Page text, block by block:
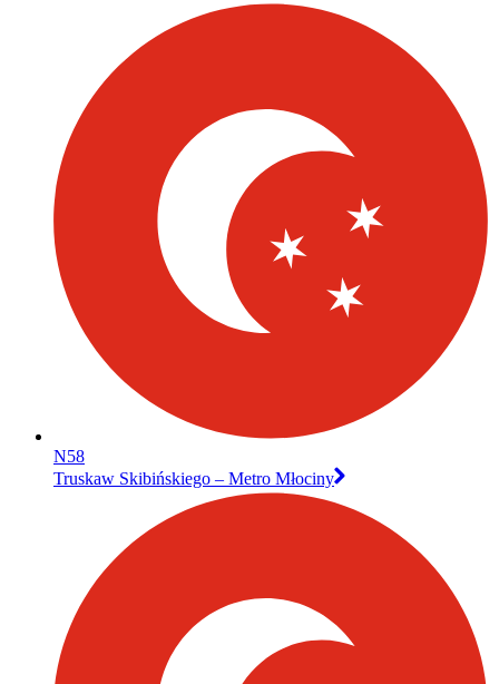
N58
Truskaw Skibińskiego – Metro Młociny